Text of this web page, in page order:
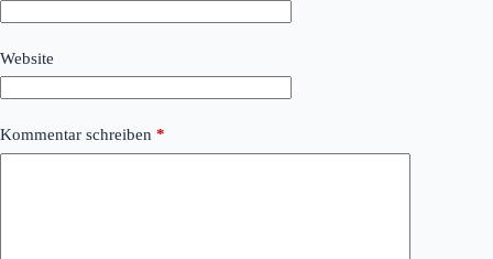
Website
Kommentar schreiben *